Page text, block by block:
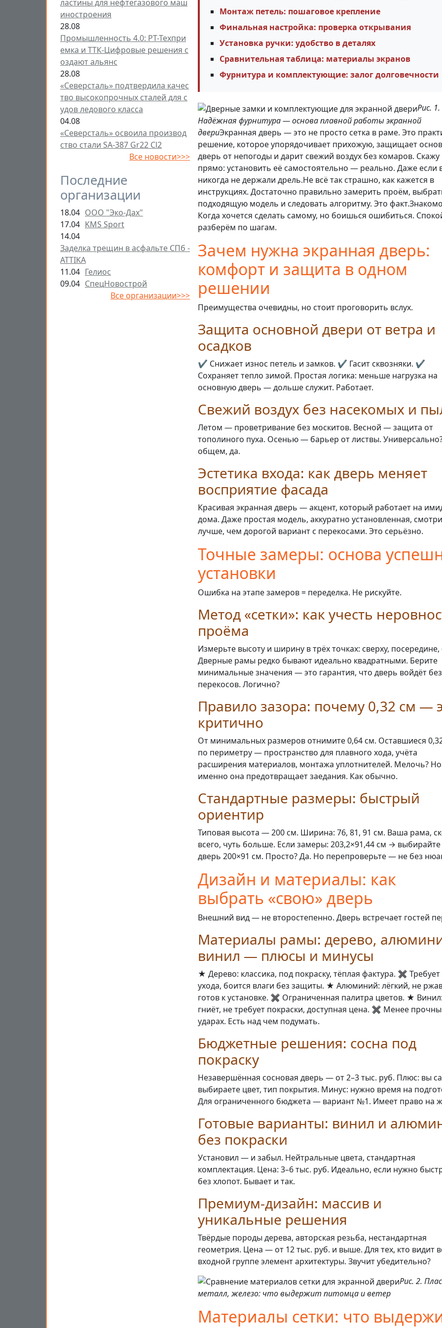
ластины для нефтегазового маш
иностроения
28.08
Промышленность 4.0: РТ-Техпри
емка и ТТК-Цифровые решения с
оздают альянс
28.08
«Северсталь» подтвердила качес
тво высокопрочных сталей для с
удов ледового класса
04.08
«Северсталь» освоила производ
ство стали SA-387 Gr22 Cl2
Все новости>>>
Последние
организации
18.04 ООО "Эко-Дах"
17.04 KMS Sport
14.04
Заделка трещин в асфальте СПб -
ATTIKA
11.04 Гелиос
09.04 СпецНовострой
Все организации>>>
Монтаж петель: пошаговое крепление
Финальная настройка: проверка открывания
Установка ручки: удобство в деталях
Сравнительная таблица: материалы экранов
Фурнитура и комплектующие: залог долговечности
Рис. 1.
Надёжная фурнитура — основа плавной работы экранной
двериЭкранная дверь — это не просто сетка в раме. Это
решение, которое упорядочивает прихожую, защищает
дверь от непогоды и дарит свежий воздух без комаров. Скажу
прямо: установить её самостоятельно — реально. Даже если
никогда не держали дрель.Не всё так страшно, как кажется в
инструкциях. Достаточно правильно замерить проём,
подходящую модель и следовать алгоритму. Это
Когда хочется сделать самому, но боишься ошибиться.
разберём по шагам.
Зачем нужна экранная дверь:
комфорт и защита в одном
решении
Преимущества очевидны, но стоит проговорить вслух.
Защита основной двери от ветра и
осадков
✔️ Снижает износ петель и замков. ✔️ Гасит сквозняки. ✔️
Сохраняет тепло зимой. Простая логика: меньше нагрузка на
основную дверь — дольше служит. Работает.
Свежий воздух без насекомых и
Летом — проветривание без москитов. Весной — защита от
тополиного пуха. Осенью — барьер от листвы.
общем, да.
Эстетика входа: как дверь меняет
восприятие фасада
Красивая экранная дверь — акцент, который работает на
дома. Даже простая модель, аккуратно установленная,
лучше, чем дорогой вариант с перекосами. Это серьёзно.
Точные замеры: основа
установки
Ошибка на этапе замеров = переделка. Не рискуйте.
Метод «сетки»: как учесть
проёма
Измерьте высоту и ширину в трёх точках: сверху, посередине,
Дверные рамы редко бывают идеально квадратными. Берите
минимальные значения — это гарантия, что дверь войдёт без
перекосов. Логично?
Правило зазора: почему 0,32 см —
критично
От минимальных размеров отнимите 0,64 см. Оставшиеся
по периметру — пространство для плавного хода, учёта
расширения материалов, монтажа уплотнителей. Мелочь? Но
именно она предотвращает заедания. Как обычно.
Стандартные размеры: быстрый
ориентир
Типовая высота — 200 см. Ширина: 76, 81, 91 см. Ваша рама,
всего, чуть больше. Если замеры: 203,2×91,44 см → выбирайте
дверь 200×91 см. Просто? Да. Но перепроверьте — не без
Дизайн и материалы: как
выбрать «свою» дверь
Внешний вид — не второстепенно. Дверь встречает гостей
Материалы рамы: дерево,
винил — плюсы и минусы
★ Дерево: классика, под покраску, тёплая фактура. ✖️ Требует
ухода, боится влаги без защиты. ★ Алюминий: лёгкий, не
готов к установке. ✖️ Ограниченная палитра цветов. ★
гниёт, не требует покраски, доступная цена. ✖️ Менее
ударах. Есть над чем подумать.
Бюджетные решения: сосна под
покраску
Незавершённая сосновая дверь — от 2–3 тыс. руб. Плюс: вы
выбираете цвет, тип покрытия. Минус: нужно время на
Для ограниченного бюджета — вариант №1. Имеет право на
Готовые варианты: винил и
без покраски
Установил — и забыл. Нейтральные цвета, стандартная
комплектация. Цена: 3–6 тыс. руб. Идеально, если нужно
без хлопот. Бывает и так.
Премиум-дизайн: массив и
уникальные решения
Твёрдые породы дерева, авторская резьба, нестандартная
геометрия. Цена — от 12 тыс. руб. и выше. Для тех, кто видит
входной группе элемент архитектуры. Звучит убедительно?
Рис. 2.
металл, железо: что выдержит питомца и ветер
Материалы сетки: что